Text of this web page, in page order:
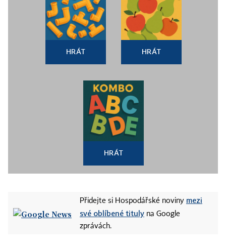
HRÁT HRÁT
HRÁT
Přidejte si Hospodářské noviny mezi
své oblíbené tituly na Google
zprávách.